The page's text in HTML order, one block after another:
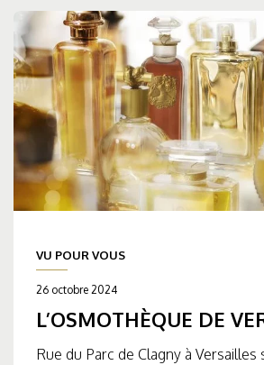
VU POUR VOUS
26 octobre 2024
L’OSMOTHÈQUE DE
Rue du Parc de Clagny à Versailles